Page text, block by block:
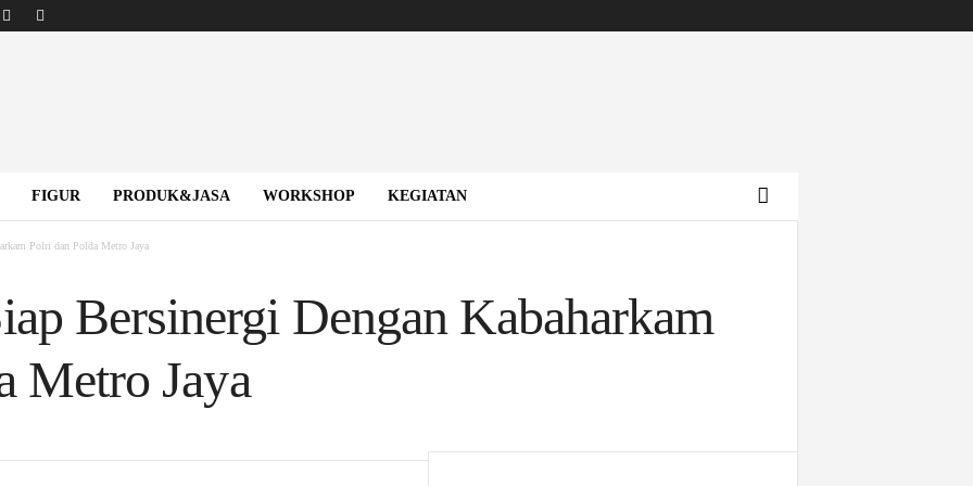
FIGUR PRODUK&JASA WORKSHOP KEGIATAN
Polri dan Polda Metro Jaya
Bersinergi Dengan Kabaharkam
Metro Jaya